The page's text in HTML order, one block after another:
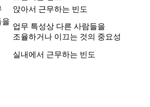
앉아서 근무하는 빈도
을
업무 특성상 다른 사람들을
조율하거나 이끄는 것의 중요성
실내에서 근무하는 빈도